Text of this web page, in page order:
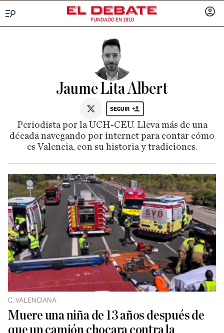
FUNDADO EN 1910
Jaume Lita Albert
@jaumelita
SEGUIR
Periodista por la UCH-CEU. Lleva más de una
década navegando por internet para contar cómo
es Valencia, con su historia y tradiciones.
C. VALENCIANA
Muere una niña de 13 años después de
que un camión chocara contra la